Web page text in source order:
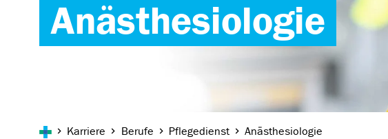
Anästhesiologie
Karriere Berufe Pflegedienst Anästhesiologie